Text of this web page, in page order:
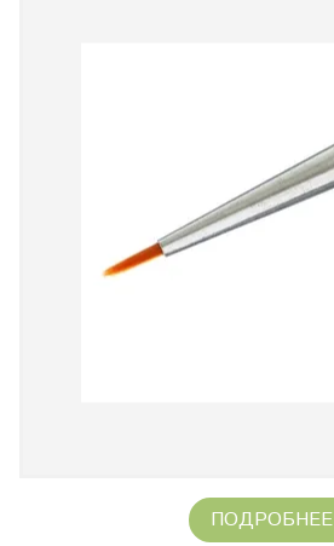
ПОДРОБНЕЕ